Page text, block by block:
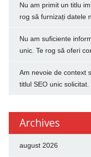
Nu am primit un titlu
rog să furnizați datele
Nu am suficiente
unic. Te rog să oferi
Am nevoie de context
titlul SEO unic solicitat.
Archives
august 2026